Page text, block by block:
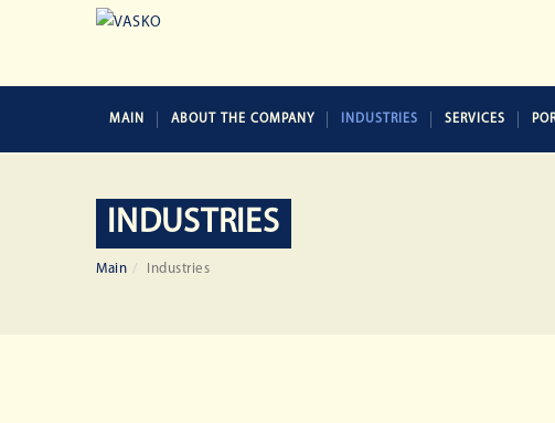
MAIN ABOUT THE COMPANY INDUSTRIES SERVICES
INDUSTRIES
Main Industries